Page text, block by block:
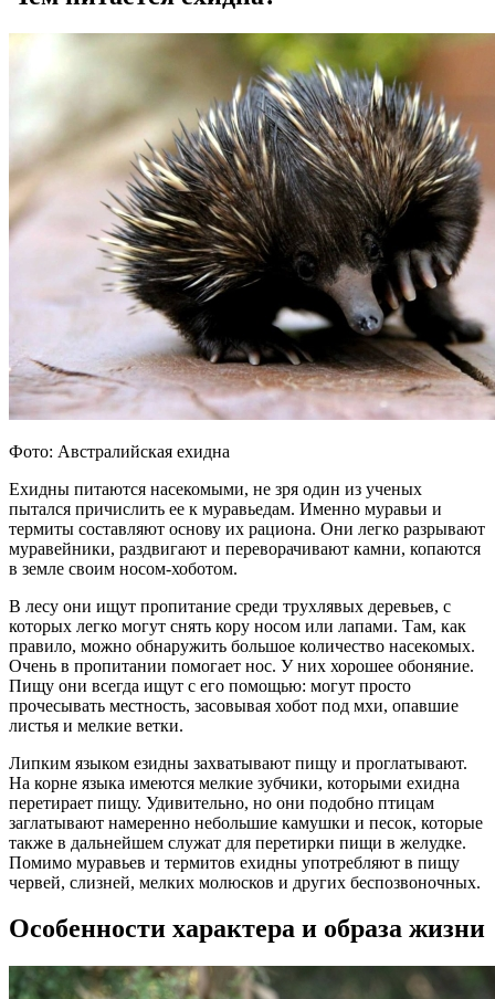
Фото: Австралийская ехидна
Ехидны питаются насекомыми, не зря один из ученых
пытался причислить ее к муравьедам. Именно муравьи и
термиты составляют основу их рациона. Они легко разрывают
муравейники, раздвигают и переворачивают камни, копаются
в земле своим носом-хоботом.
В лесу они ищут пропитание среди трухлявых деревьев, с
которых легко могут снять кору носом или лапами. Там, как
правило, можно обнаружить большое количество насекомых.
Очень в пропитании помогает нос. У них хорошее обоняние.
Пищу они всегда ищут с его помощью: могут просто
прочесывать местность, засовывая хобот под мхи, опавшие
листья и мелкие ветки.
Липким языком езидны захватывают пищу и проглатывают.
На корне языка имеются мелкие зубчики, которыми ехидна
перетирает пищу. Удивительно, но они подобно птицам
заглатывают намеренно небольшие камушки и песок, которые
также в дальнейшем служат для перетирки пищи в желудке.
Помимо муравьев и термитов ехидны употребляют в пищу
червей, слизней, мелких молюсков и других беспозвоночных.
Особенности характера и образа жизни